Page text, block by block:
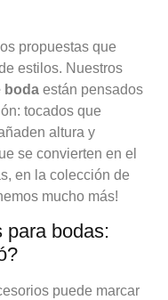
propuestas que
estilos. Nuestros
boda están pensados
tocados que
altura y
se convierten en el
en la colección de
mucho más!
para bodas:
puede marcar